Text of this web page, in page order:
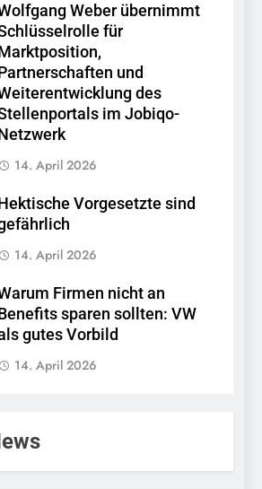
Weber übernimmt
für
und
des
im Jobiqo-
14. April 2026
Vorgesetzte sind
14. April 2026
Firmen nicht an
sparen sollten: VW
gutes Vorbild
14. April 2026